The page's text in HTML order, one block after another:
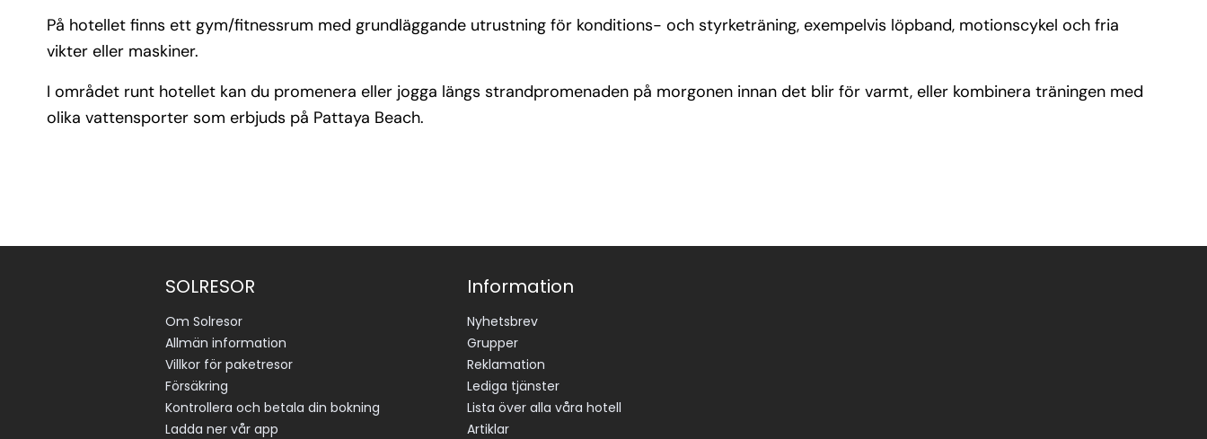
På hotellet finns ett gym/fitnessrum med grundläggande utrustning för konditions- och styrketräning, exempelvis löpband, motionscykel och fria
vikter eller maskiner.
I området runt hotellet kan du promenera eller jogga längs strandpromenaden på morgonen innan det blir för varmt, eller kombinera träningen med
olika vattensporter som erbjuds på Pattaya Beach.
SOLRESOR
Om Solresor
Allmän information
Villkor för paketresor
Försäkring
Kontrollera och betala din bokning
Ladda ner vår app
Information
Nyhetsbrev
Grupper
Reklamation
Lediga tjänster
Lista över alla våra hotell
Artiklar